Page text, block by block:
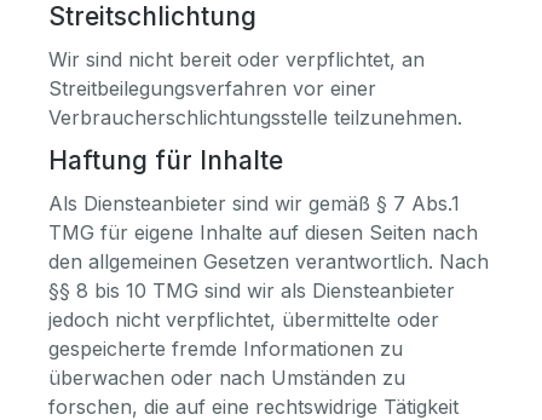
Streitschlichtung
Wir sind nicht bereit oder verpflichtet, an
Streitbeilegungsverfahren vor einer
Verbraucherschlichtungsstelle teilzunehmen.
Haftung für Inhalte
Als Diensteanbieter sind wir gemäß § 7 Abs.1
TMG für eigene Inhalte auf diesen Seiten nach
den allgemeinen Gesetzen verantwortlich. Nach
§§ 8 bis 10 TMG sind wir als Diensteanbieter
jedoch nicht verpflichtet, übermittelte oder
gespeicherte fremde Informationen zu
überwachen oder nach Umständen zu
forschen, die auf eine rechtswidrige Tätigkeit